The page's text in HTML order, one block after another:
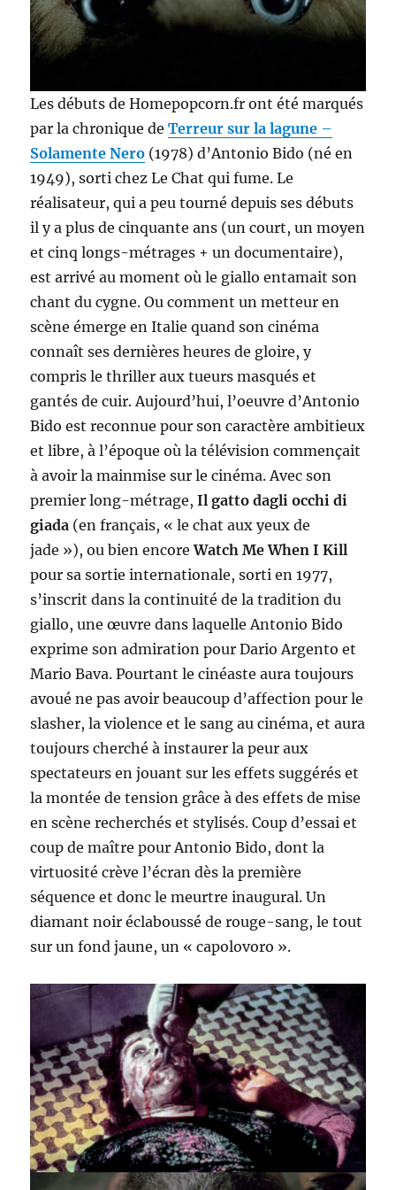
Les débuts de Homepopcorn.fr ont été marqués
par la chronique deTerreur sur la lagune –
Solamente Nero (1978) d’Antonio Bido (né en
1949), sorti chez Le Chat qui fume. Le
réalisateur, qui a peu tourné depuis ses débuts
il y a plus de cinquante ans (un court, un moyen
et cinq longs-métrages + un documentaire),
est arrivé au moment où le giallo entamait son
chant du cygne. Ou comment un metteur en
scène émerge en Italie quand son cinéma
connaît ses dernières heures de gloire, y
compris le thriller aux tueurs masqués et
gantés de cuir. Aujourd’hui, l’oeuvre d’Antonio
Bido est reconnue pour son caractère ambitieux
et libre, à l’époque où la télévision commençait
à avoir la mainmise sur le cinéma. Avec son
premier long-métrage,Il gatto dagli occhi di
giada (en français, « le chat aux yeux de
jade »), ou bien encoreWatch Me When I Kill
pour sa sortie internationale, sorti en 1977,
s’inscrit dans la continuité de la tradition du
giallo, une œuvre dans laquelle Antonio Bido
exprime son admiration pour Dario Argento et
Mario Bava. Pourtant le cinéaste aura toujours
avoué ne pas avoir beaucoup d’affection pour le
slasher, la violence et le sang au cinéma, et aura
toujours cherché à instaurer la peur aux
spectateurs en jouant sur les effets suggérés et
la montée de tension grâce à des effets de mise
en scène recherchés et stylisés. Coup d’essai et
coup de maître pour Antonio Bido, dont la
virtuosité crève l’écran dès la première
séquence et donc le meurtre inaugural. Un
diamant noir éclaboussé de rouge-sang, le tout
sur un fond jaune, un « capolovoro ».